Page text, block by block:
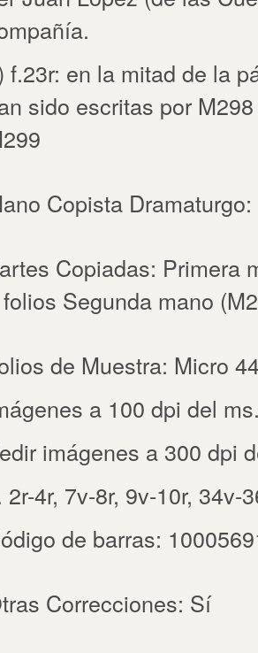
f.23r: en la mitad de la
sido escritas por
Copista
Copiadas: Primera
Segunda mano
de Muestra: Micro
a 100 dpi del
imágenes a 300 dpi
2r-4r, 7v-8r, 9v-10r, 34v-
de barras:
Correcciones: Sí